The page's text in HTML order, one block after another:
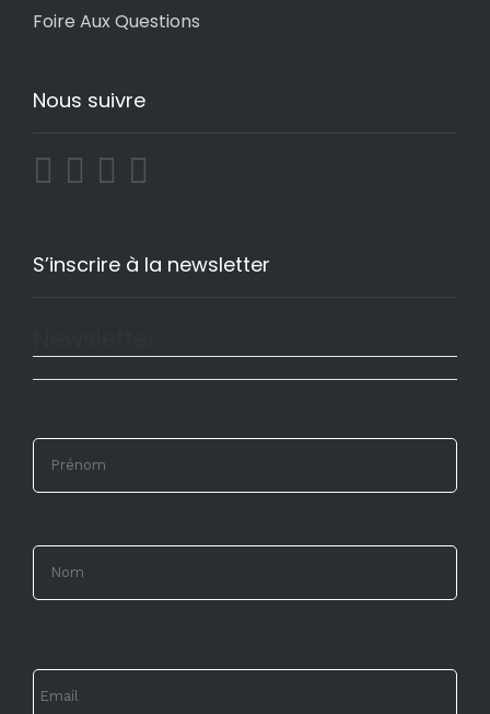
Foire Aux Questions
Nous suivre
S’inscrire à la newsletter